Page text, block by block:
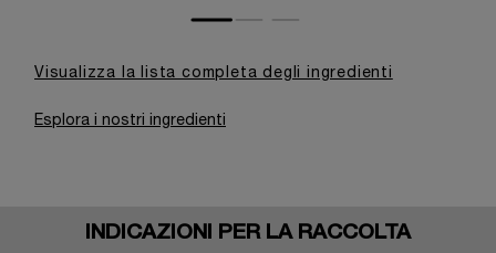
Visualizza la lista completa degli ingredienti
Esplora i nostri ingredienti
INDICAZIONI PER LA RACCOLTA